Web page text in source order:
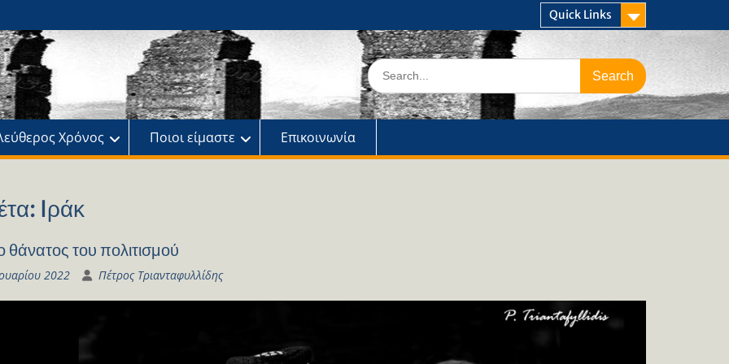
Quick Links
Search
for:
Χρόνος Ποιοι είμαστε Επικοινωνία
Iράκ
θάνατος του πολιτισμού
2022 Πέτρος Τριανταφυλλίδης